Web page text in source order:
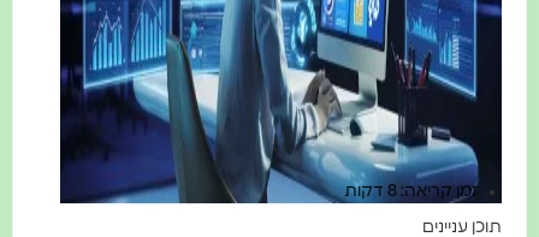
זמן קריאה: 8 דקות
תוכן עניינים